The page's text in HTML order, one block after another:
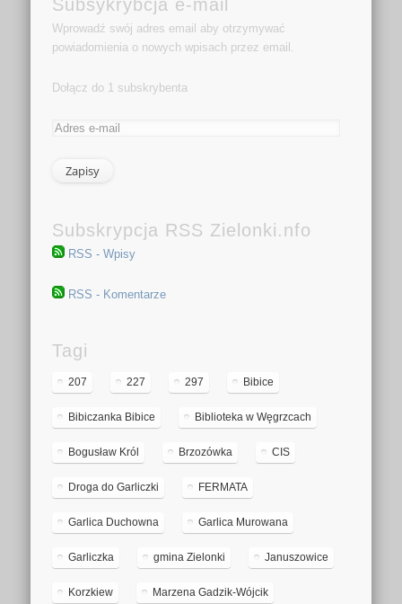
Subsykrybcja e-mail
Wprowadź swój adres email aby otrzymywać
powiadomienia o nowych wpisach przez email.
Dołącz do 1 subskrybenta
Subskrypcja RSS Zielonki.nfo
RSS - Wpisy
RSS - Komentarze
Tagi
207 227 297 Bibice
Bibiczanka Bibice Biblioteka w Węgrzcach
Bogusław Król Brzozówka CIS
Droga do Garliczki FERMATA
Garlica Duchowna Garlica Murowana
Garliczka gmina Zielonki Januszowice
Korzkiew Marzena Gadzik-Wójcik